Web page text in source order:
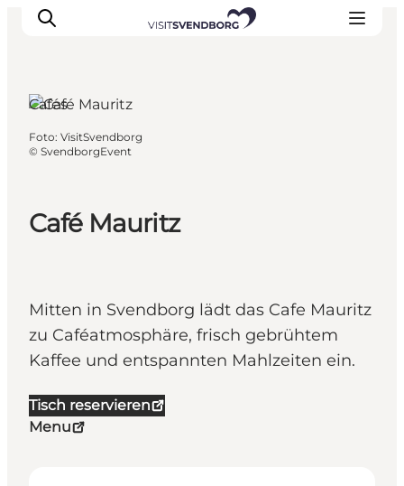
Veranstaltungen
Übernachtung
Café Mauritz
Mitten in Svendborg lädt das Cafe Mauritz
zu Caféatmosphäre, frisch gebrühtem
Kaffee und entspannten Mahlzeiten ein.
Tisch reservieren
Menu
Cafés
Foto: VisitSvendborg
© SvendborgEvent